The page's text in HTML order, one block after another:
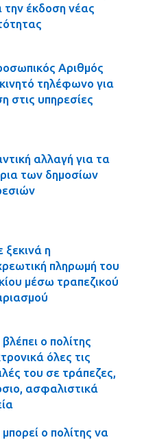
την έκδοση νέας
Αριθμός
τηλέφωνο για
στις υπηρεσίες
αλλαγή για τα
των δημοσίων
ξεκινά η
πληρωμή του
μέσω τραπεζικού
ο πολίτης
όλες τις
του σε τράπεζες,
ασφαλιστικά
ο πολίτης να